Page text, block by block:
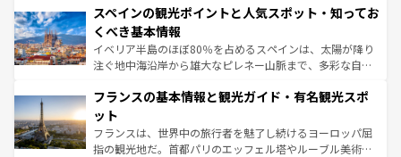
ろん、トスカーナの美しい田園風景やアマルフィ海岸の絶
景など、自然景観も見逃せない。観光の合間には、本場の
ピザやパスタなど、絶品のイタリア料理を堪能することも
できる。朝目覚めてから夜眠るまで、すべての瞬間を楽し
なお、新着のイタリア情報はコンテンツ一覧を参照してほ
しい。
スペインの観光ポイントと人気スポット・知ってお
くべき基本情報
イベリア半島のほぼ80％を占めるスペインは、太陽が降り
注ぐ地中海沿岸から雄大なピレネー山脈まで、多彩な自然
文化が根付くこの国では、情熱的なフラメンコ、熱気あふ
れる闘牛、そして美味しいタパスが生活の一部となってい
る。首都マドリードの洗練された雰囲気や、バルセロナの
アートに溢れた街角から、地方では古代ローマ遺跡や中世
フランスの基本情報と観光ガイド・有名観光スポ
ット
フランスは、世界中の旅行者を魅了し続けるヨーロッパ屈
指の観光地だ。首都パリのエッフェル塔やルーブル美術館